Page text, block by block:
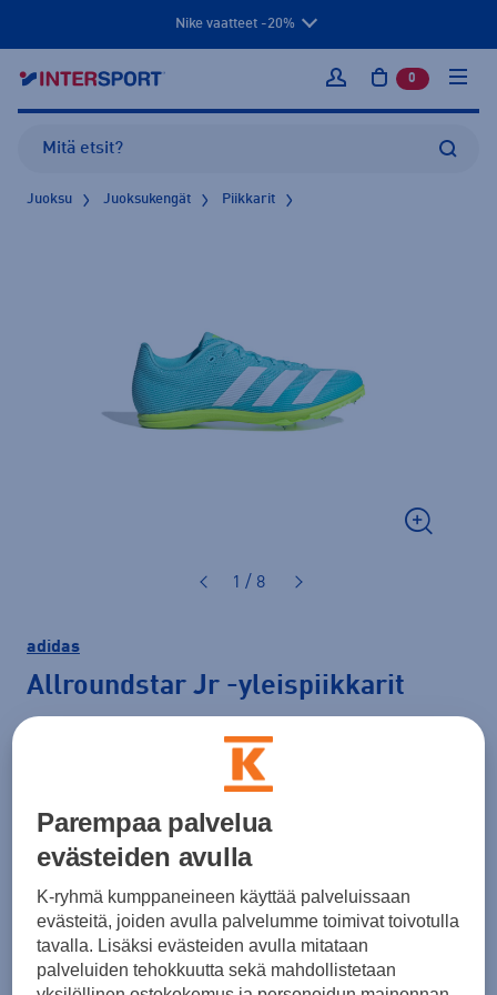
Nike vaatteet -20%
Kirjaudu sisään
0 tuotetta
Juoksu Juoksukengät Piikkarit
1 / 8
adidas
Allroundstar Jr -yleispiikkarit
Koko
35
Kokotaulukko
Parempaa palvelua
evästeiden avulla
K-ryhmä kumppaneineen käyttää palveluissaan
evästeitä, joiden avulla palvelumme toimivat toivotulla
tavalla. Lisäksi evästeiden avulla mitataan
palveluiden tehokkuutta sekä mahdollistetaan